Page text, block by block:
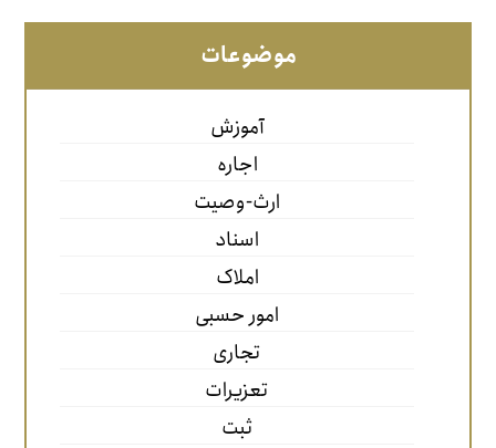
موضوعات
آموزش
اجاره
ارث-وصیت
اسناد
املاک
امور حسبی
تجاری
تعزیرات
ثبت